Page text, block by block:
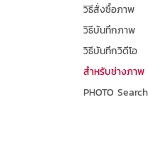
วิธีสั่งซื้อภาพ
วิธีบันทึกภาพ
วิธีบันทึกวิดีโอ
สำหรับช่างภาพ
PHOTO